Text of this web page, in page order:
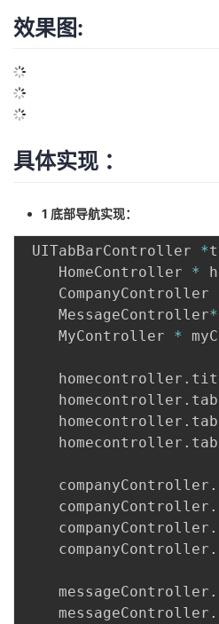
发
者
的
客
我
论
的
我
开
发
者
学
我
的
Programs
我
的
支
持
的
我
效果图:
具体实现 ：
1 底部导航实现：
UITabBarController *
    HomeController
*
    CompanyController
    MessageController
*
    MyController
*
    homecontroller
.
    homecontroller
.
    homecontroller
.
    homecontroller
.
    companyController
.
    companyController
.
    companyController
.
    companyController
.
    messageController
.
    messageController
.